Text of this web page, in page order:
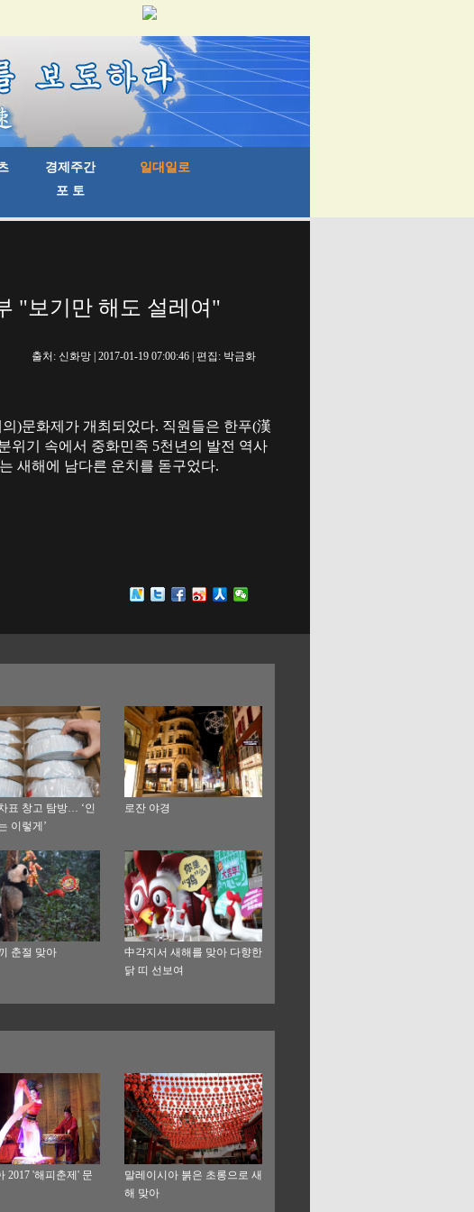
"보기만 해도 설레여"
출처: 신화망 | 2017-01-19 07:00:46 | 편집: 박금화
)문화제가 개최되었다. 직원들은 한푸(漢
위기 속에서 중화민족 5천년의 발전 역사
새해에 남다른 운치를 돋구었다.
표 창고 탐방… ‘인
이렇게’
로잔 야경
춘절 맞아
中각지서 새해를 맞아 다향한
닭 띠 선보여
2017 '해피춘제' 문
말레이시아 붉은 초롱으로 새
해 맞아